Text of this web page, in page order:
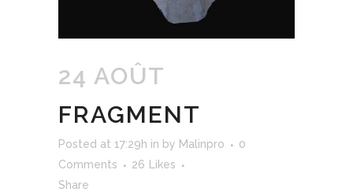
24 AOÛT
FRAGMENT
Posted at 17:29h in by Malinpro
0
Comments
26
Likes
Share